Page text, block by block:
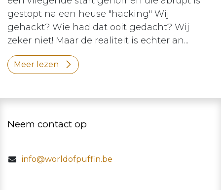
gestopt na een heuse "hacking" Wij
gehackt? Wie had dat ooit gedacht? Wij
zeker niet! Maar de realiteit is echter an...
Meer lezen
Neem contact op
info@worldofpuffin.be